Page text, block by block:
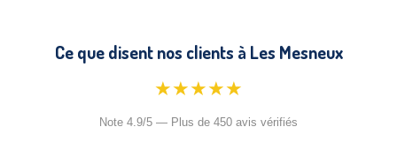
Ce que disent nos clients à Les Mesneux
★★★★★
Note 4.9/5 — Plus de 450 avis vérifiés